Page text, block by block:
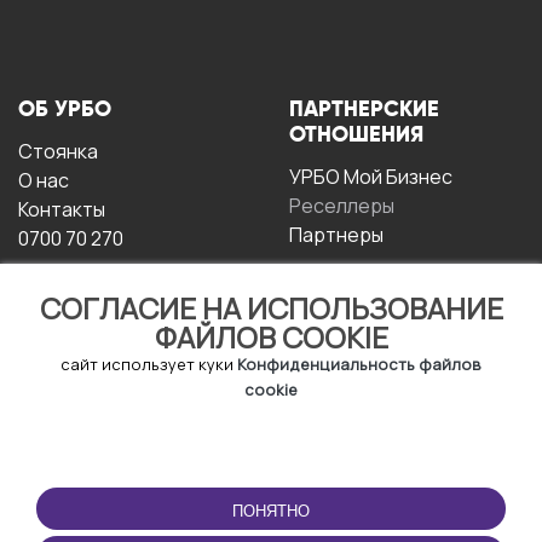
СОГЛАСИЕ НА ИСПОЛЬЗОВАНИЕ
ФАЙЛОВ COOKIE
сайт использует куки Конфиденциальность файлов
cookie
ПОНЯТНО
ОБ УРБО
Стоянка
О нас
Контакты
0700 70 270
ПАРТНЕРСКИЕ
ОТНОШЕНИЯ
УРБО Мой Бизнес
Реселлеры
Партнеры
ЭКСПЛУАТАЦИИ
Условия и положения
ПРИЛОЖЕНИЕ